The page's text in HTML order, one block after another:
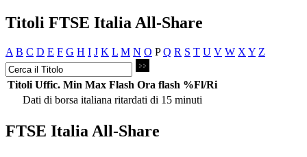
Titoli FTSE Italia All-Share
A B C D E F G H I J K L M N O PQ R S T U V W X Y Z
Titoli Uffic. Min Max Flash Ora flash %Fl/Ri
Dati di borsa italiana ritardati di 15 minuti
FTSE Italia All-Share